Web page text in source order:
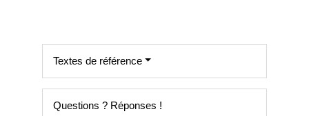
Textes de référence
Questions ? Réponses !